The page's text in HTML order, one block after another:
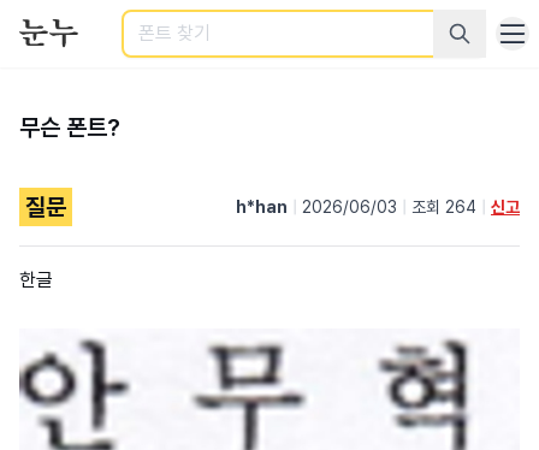
검색
무슨 폰트?
질문 h*han 2026/06/03 조회 264 신고
한글